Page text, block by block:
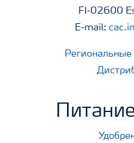
FI-02600
E-mail:
Региональные